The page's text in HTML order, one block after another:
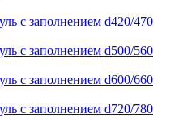
с заполнением d420/470
с заполнением d500/560
с заполнением d600/660
с заполнением d720/780